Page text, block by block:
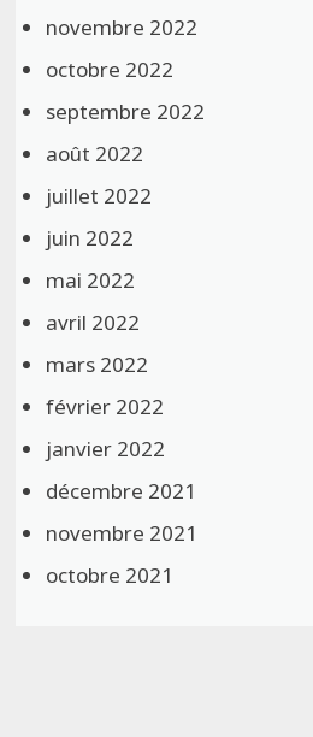
novembre 2022
octobre 2022
septembre 2022
août 2022
juillet 2022
juin 2022
mai 2022
avril 2022
mars 2022
février 2022
janvier 2022
décembre 2021
novembre 2021
octobre 2021